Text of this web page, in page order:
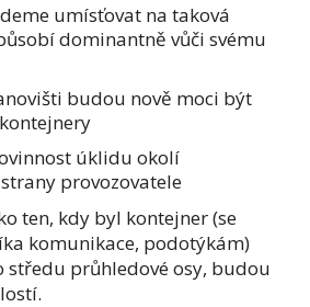
umísťovat na taková
dominantně vůči svému
budou nově moci být
úklidu okolí
provozovatele
ten, kdy byl kontejner (se
komunikace, podotýkám)
průhledové osy, budou